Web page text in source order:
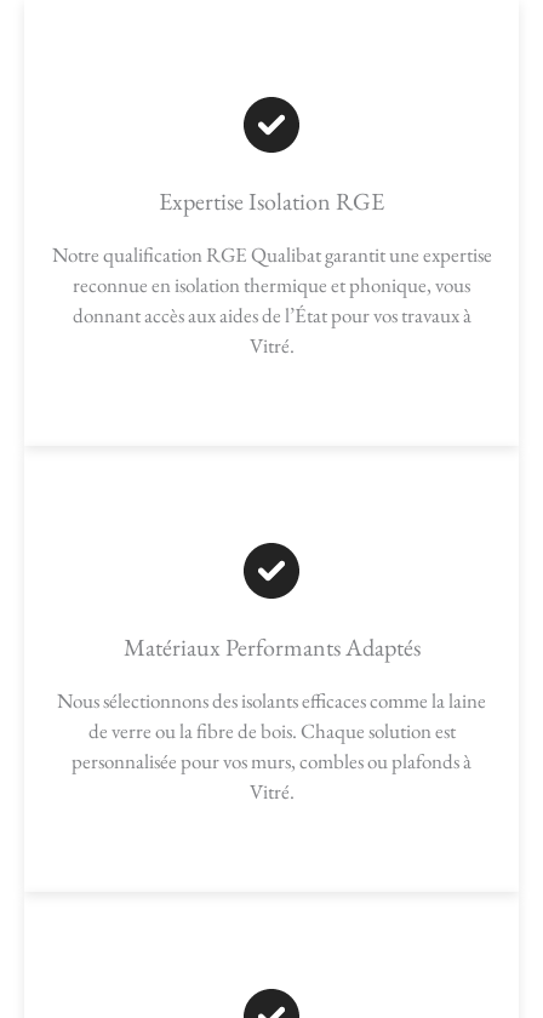
Expertise Isolation RGE
Notre qualification RGE Qualibat garantit une expertise
reconnue en isolation thermique et phonique, vous
donnant accès aux aides de l’État pour vos travaux à
Vitré.
Matériaux Performants Adaptés
Nous sélectionnons des isolants efficaces comme la laine
de verre ou la fibre de bois. Chaque solution est
personnalisée pour vos murs, combles ou plafonds à
Vitré.